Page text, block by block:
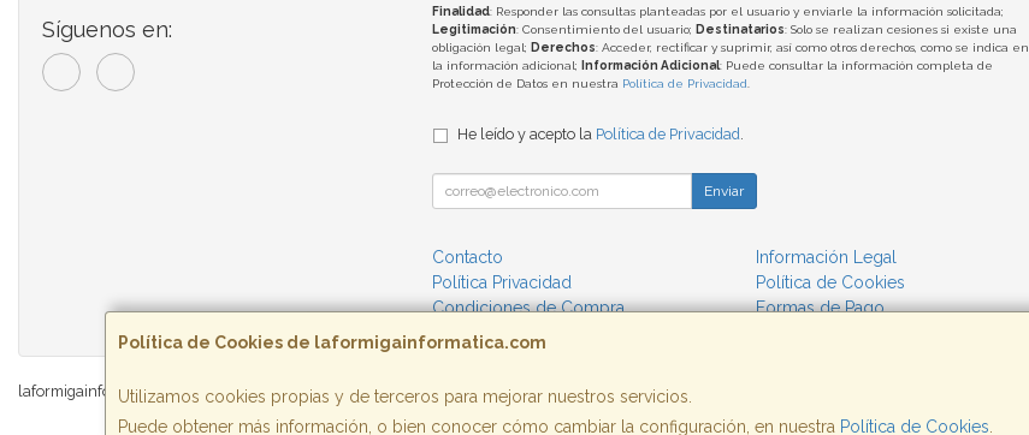
Política de Cookies de laformigainformatica.com
Utilizamos cookies propias y de terceros para mejorar nuestros servicios.
Puede obtener más información, o bien conocer cómo cambiar la configuración, en nuestra Política de Cookies
Síguenos en:
Finalidad: Responder las consultas planteadas por el usuario y enviarle la información solicitada;
Legitimación: Consentimiento del usuario; Destinatarios: Solo se realizan cesiones si existe una
obligación legal; Derechos: Acceder, rectificar y suprimir, así como otros derechos, como se indica en
la información adicional;
Información Adicional: Puede consultar la información completa de
Protección de Datos en nuestra Política de Privacidad.
He leído y acepto la Política de Privacidad.
Enviar
Contacto
Información Legal
Política Privacidad
Política de Cookies
Condiciones de Compra
Formas de Pago
laformigainformatica.com © 2026
, , , , España. - C.I.F.: B25662933 - Tfno: